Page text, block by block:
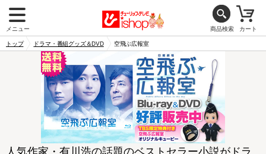
メニュー 商品検索 カート
トップ ドラマ・番組グッズ＆DVD 空飛ぶ広報室
人気作家・有川浩の話題のベストセラー小説がドラ